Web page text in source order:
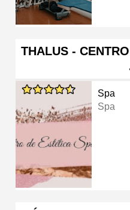
THALUS -
Spa
Spa